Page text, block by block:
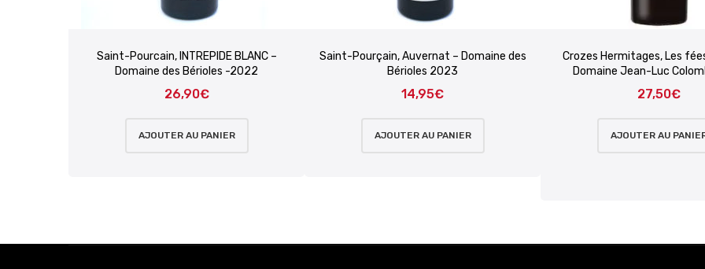
Saint-Pourcain, INTREPIDE BLANC –
Domaine des Bérioles -2022
26,90€
AJOUTER AU PANIER
Saint-Pourçain, Auvernat – Domaine des
Bérioles 2023
14,95€
AJOUTER AU PANIER
Crozes Hermitages, Les
Domaine Jean-Luc
27,50€
AJOUTER AU